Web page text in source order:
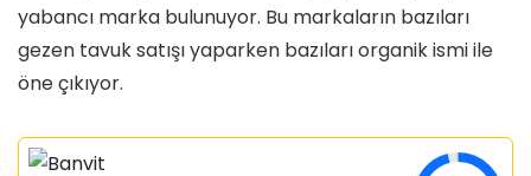
yabancı marka bulunuyor. Bu markaların bazıları
gezen tavuk satışı yaparken bazıları organik ismi ile
öne çıkıyor.